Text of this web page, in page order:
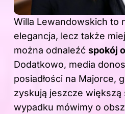
Willa Lewandowskich to
elegancja, lecz także
można odnaleźć spokój
Dodatkowo, media
posiadłości na Majorce,
zyskują jeszcze większą
wypadku mówimy o